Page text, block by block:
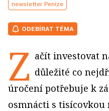
newsletter Peníze
ODEBÍRAT TÉMA
Z ačít investovat
důležité co
úročení potřebuje k
osmnácti s tisícovkou